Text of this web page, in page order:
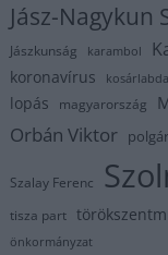
Jász-Nagykun
Jászkunság karambol
koronavírus kosárlabda
lopás magyarország
Orbán Viktor
Szalay Ferenc
tisza part
önkormányzat